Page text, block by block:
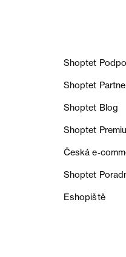
Shoptet
Shoptet
Shoptet Blog
Shoptet
Česká
Shoptet
Eshopiště